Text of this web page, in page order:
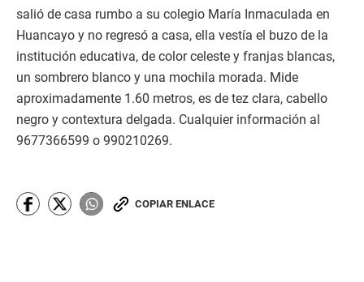
salió de casa rumbo a su colegio María Inmaculada en
Huancayo y no regresó a casa, ella vestía el buzo de la
institución educativa, de color celeste y franjas blancas,
un sombrero blanco y una mochila morada. Mide
aproximadamente 1.60 metros, es de tez clara, cabello
negro y contextura delgada. Cualquier información al
9677366599 o 990210269.
COPIAR ENLACE